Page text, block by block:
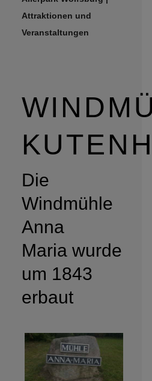
Attraktionen und
Veranstaltungen
Die
Windmühle
Anna
Maria wurde
um 1843
erbaut